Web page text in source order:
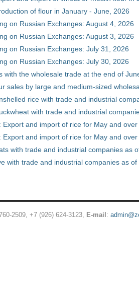
of flour in January - June, 2026
on Russian Exchanges: August 4, 2026
on Russian Exchanges: August 3, 2026
on Russian Exchanges: July 31, 2026
on Russian Exchanges: July 30, 2026
with the wholesale trade at the end of
sales by large and medium-sized
rice with trade and industrial
with trade and industrial
Export and import of rice for May and
Export and import of rice for May and
with trade and industrial companies as
with trade and industrial companies as
2509, +7 (926) 624-3123, E-mail :